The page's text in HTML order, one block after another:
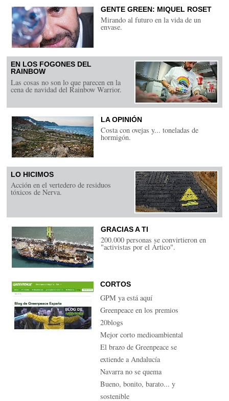
GENTE GREEN: MIQUEL ROSET
Mirando al futuro en la vida de un
envase.
EN LOS FOGONES DEL
RAINBOW
Las cosas no son lo que parecen en la
cena de navidad del Rainbow Warrior.
LA OPINIÓN
Costa con ovejas y... toneladas de
hormigón.
LO HICIMOS
Acción en el vertedero de residuos
tóxicos de Nerva.
GRACIAS A TI
200.000 personas se convirtieron en
"activistas por el Ártico".
CORTOS
GPM ya está aquí
Greenpeace en los premios
20blogs
Mejor corto medioambiental
El brazo de Greenpeace se
extiende a Andalucía
Navarra no se quema
Bueno, bonito, barato... y
sostenible